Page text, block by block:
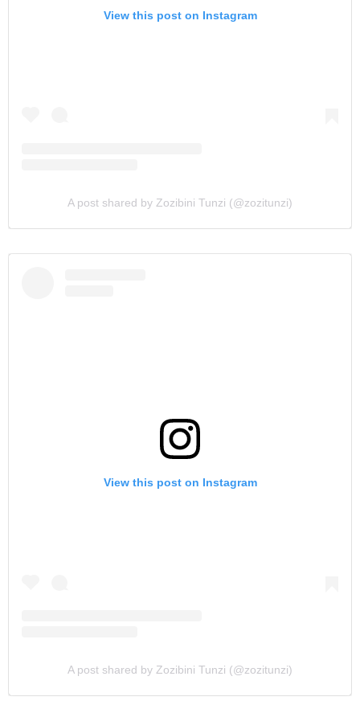
View this post on Instagram
A post shared by Zozibini Tunzi (@zozitunzi)
View this post on Instagram
A post shared by Zozibini Tunzi (@zozitunzi)